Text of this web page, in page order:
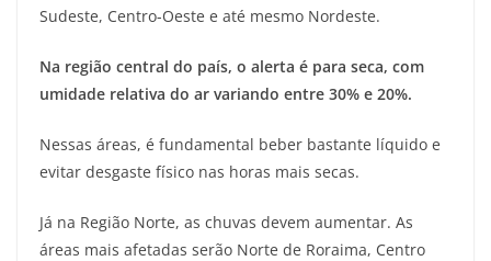
Sudeste, Centro-Oeste e até mesmo Nordeste.
Na região central do país, o alerta é para seca, com
umidade relativa do ar variando entre 30% e 20%.
Nessas áreas, é fundamental beber bastante líquido e
evitar desgaste físico nas horas mais secas.
Já na Região Norte, as chuvas devem aumentar. As
áreas mais afetadas serão Norte de Roraima, Centro